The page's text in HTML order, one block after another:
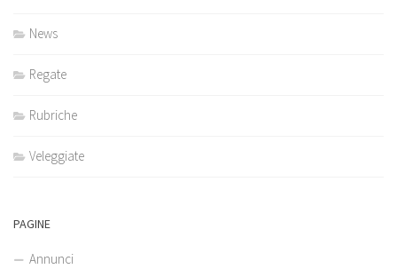
News
Regate
Rubriche
Veleggiate
PAGINE
Annunci